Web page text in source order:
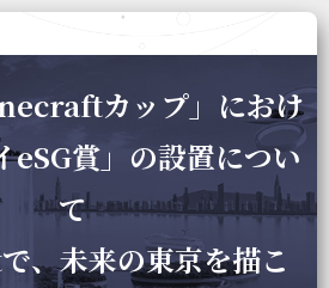
カップ」におけ
eSG賞」の設置につい
て
、未来の東京を描こ